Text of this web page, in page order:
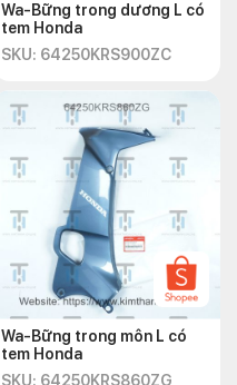
Wa-Bững trong dương L có
tem Honda
SKU: 64250KRS900ZC
Wa-Bững trong môn L có
tem Honda
SKU: 64250KRS860ZG